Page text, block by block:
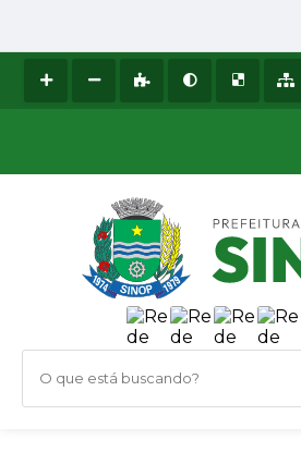
O que está buscando?